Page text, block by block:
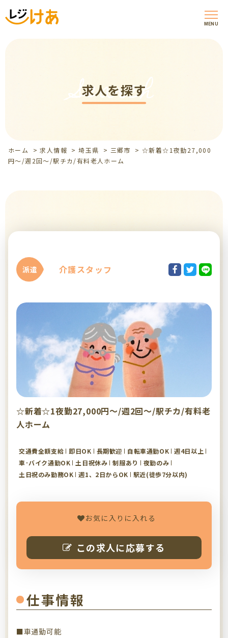
MENU
求人を探す
Search
ホーム >求人情報 >埼玉県 > 三郷市 >☆新着☆1夜勤27,000
円～/週2回～/駅チカ/有料老人ホーム
派遣 介護スタッフ
☆新着☆1夜勤27,000円～/週2回～/駅チカ/有料老
人ホーム
交通費全額支給 即日OK 長期歓迎 自転車通勤OK
週4日以上
車･バイク通勤OK
土日祝休み 制服あり
夜勤のみ
土日祝のみ勤務OK
週1、2日からOK 駅近(徒歩7分以内)
お気に入りに入れる
この求人に応募する
仕事情報
■車通勤可能